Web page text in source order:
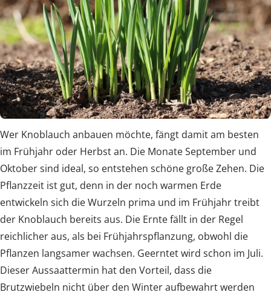
Wer Knoblauch anbauen möchte, fängt damit am besten
im Frühjahr oder Herbst an. Die Monate September und
Oktober sind ideal, so entstehen schöne große Zehen. Die
Pflanzzeit ist gut, denn in der noch warmen Erde
entwickeln sich die Wurzeln prima und im Frühjahr treibt
der Knoblauch bereits aus. Die Ernte fällt in der Regel
reichlicher aus, als bei Frühjahrspflanzung, obwohl die
Pflanzen langsamer wachsen. Geerntet wird schon im Juli.
Dieser Aussaattermin hat den Vorteil, dass die
Brutzwiebeln nicht über den Winter aufbewahrt werden